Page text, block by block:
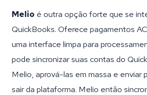
Melio é outra opção forte que se
QuickBooks. Oferece pagamentos
uma interface limpa para
pode sincronizar suas contas do
Melio, aprová-las em massa e enviar
sair da plataforma. Melio então